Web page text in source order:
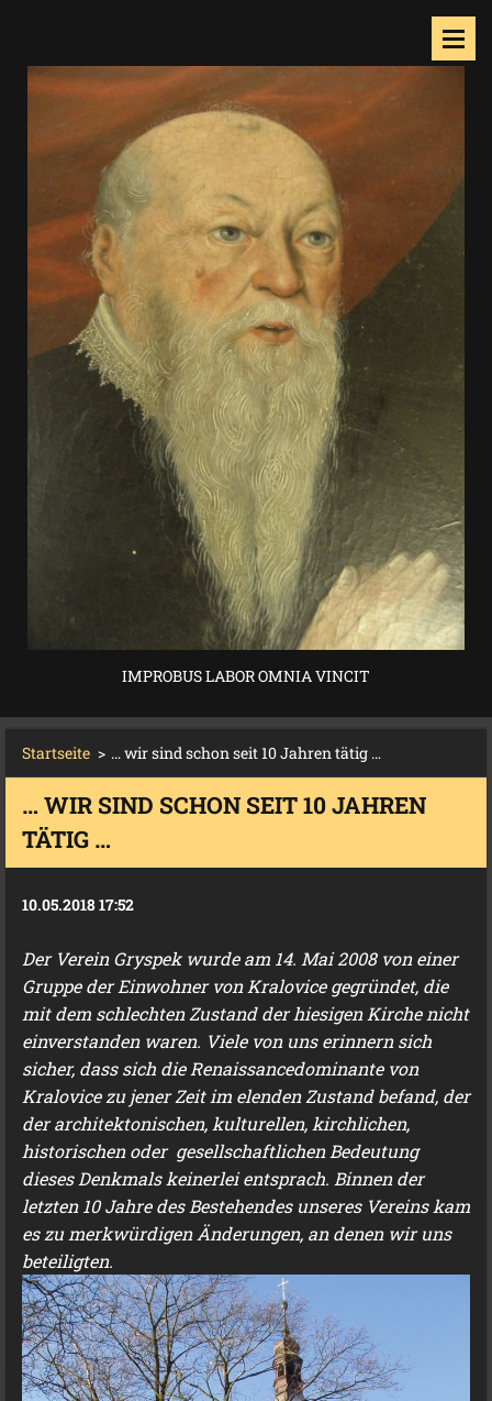
IMPROBUS LABOR OMNIA VINCIT
Startseite > … wir sind schon seit 10 Jahren tätig …
… WIR SIND SCHON SEIT 10 JAHREN
TÄTIG …
10.05.2018 17:52
Der Verein Gryspek wurde am 14. Mai 2008 von einer
Gruppe der Einwohner von Kralovice gegründet, die
mit dem schlechten Zustand der hiesigen Kirche nicht
einverstanden waren. Viele von uns erinnern sich
sicher, dass sich die Renaissancedominante von
Kralovice zu jener Zeit im elenden Zustand befand, der
der architektonischen, kulturellen, kirchlichen,
historischen oder gesellschaftlichen Bedeutung
dieses Denkmals keinerlei entsprach. Binnen der
letzten 10 Jahre des Bestehendes unseres Vereins kam
es zu merkwürdigen Änderungen, an denen wir uns
beteiligten.